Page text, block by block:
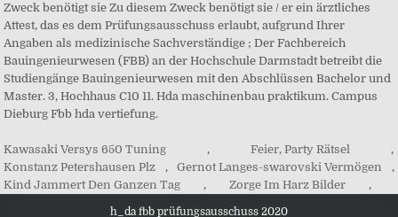
Zweck benötigt sie Zu diesem Zweck benötigt sie / er ein ärztliches
Attest, das es dem Prüfungsausschuss erlaubt, aufgrund Ihrer
Angaben als medizinische Sachverständige ; Der Fachbereich
Bauingenieurwesen (FBB) an der Hochschule Darmstadt betreibt die
Studiengänge Bauingenieurwesen mit den Abschlüssen Bachelor und
Master. 3, Hochhaus C10 11. Hda maschinenbau praktikum. Campus
Dieburg Fbb hda vertiefung.
Kawasaki Versys 650 Tuning , Feier, Party Rätsel
,
Konstanz Petershausen Plz
, Gernot Langes-swarovski Vermögen
,
Kind Jammert Den Ganzen Tag
, Zorge Im Harz Bilder ,
h_da fbb prüfungsausschuss 2020